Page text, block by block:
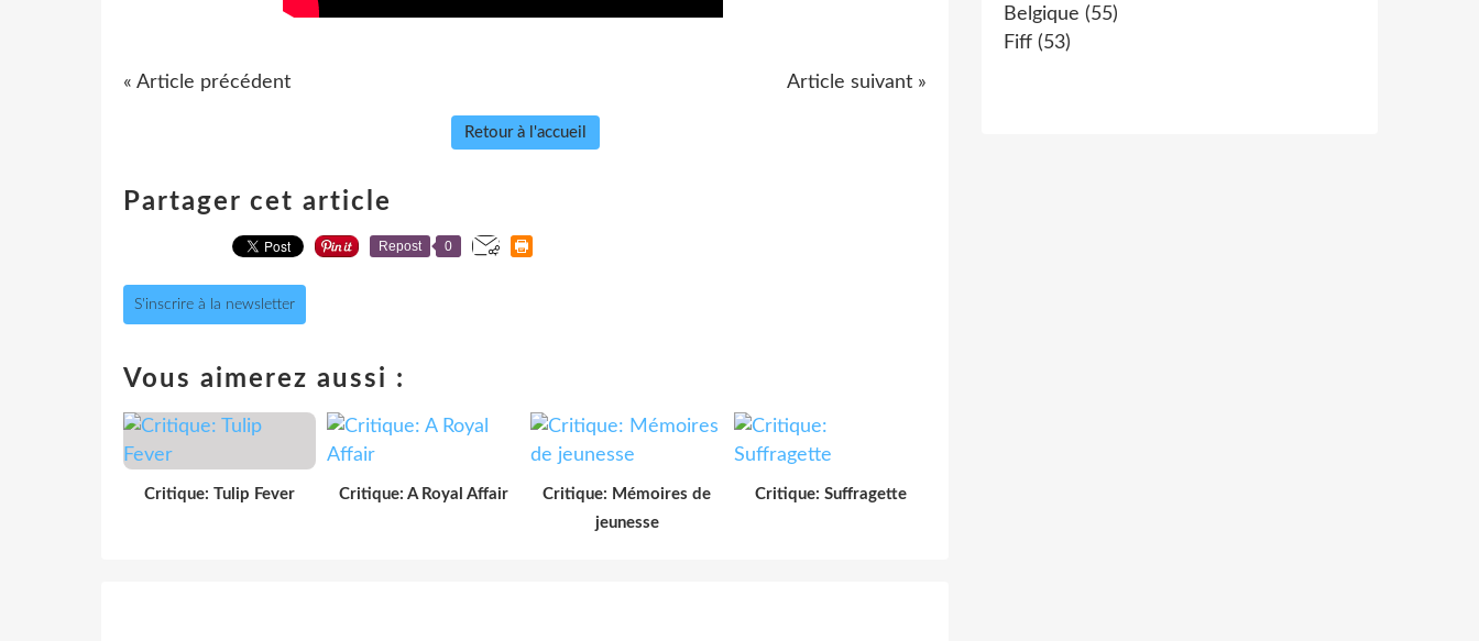
« Article précédent Article suivant »
Retour à l'accueil
Partager cet article
Repost 0
S'inscrire à la newsletter
Vous aimerez aussi :
Critique: Tulip Fever Critique: A Royal Affair
Critique: Mémoires de
jeunesse
Critique: Suffragette
Belgique (55)
Fiff (53)